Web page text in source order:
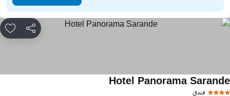
مشاركة
فندق
Hotel Panorama